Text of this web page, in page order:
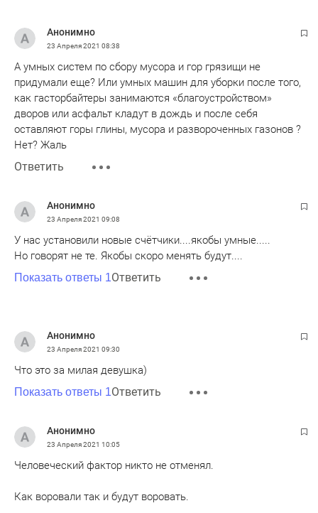
Анонимно
23 Апреля 2021 08:38
А умных систем по сбору мусора и гор грязищи не
придумали еще? Или умных машин для уборки после того,
как гасторбайтеры занимаются «благоустройством»
дворов или асфальт кладут в дождь и после себя
оставляют горы глины, мусора и развороченных газонов ?
Нет? Жаль
Ответить
Анонимно
23 Апреля 2021 09:08
У нас установили новые счётчики....якобы умные.....
Но говорят не те. Якобы скоро менять будут....
Показать ответы 1Ответить
Анонимно
23 Апреля 2021 09:30
Что это за милая девушка)
Показать ответы 1Ответить
Анонимно
23 Апреля 2021 10:05
Человеческий фактор никто не отменял.
Как воровали так и будут воровать.